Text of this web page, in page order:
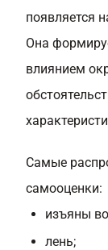
появляется
Она
влиянием
Самые
самооценки:
изъяны
лень;